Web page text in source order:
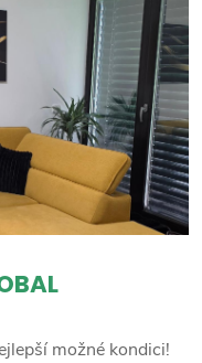
možné kondici!